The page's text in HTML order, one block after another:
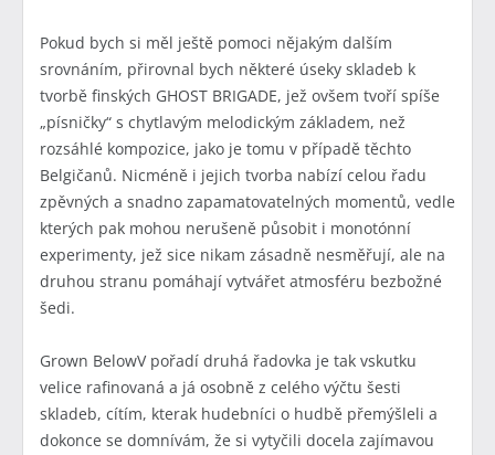
Pokud bych si měl ještě pomoci nějakým dalším
srovnáním, přirovnal bych některé úseky skladeb k
tvorbě finských GHOST BRIGADE, jež ovšem tvoří spíše
„písničky“ s chytlavým melodickým základem, než
rozsáhlé kompozice, jako je tomu v případě těchto
Belgičanů. Nicméně i jejich tvorba nabízí celou řadu
zpěvných a snadno zapamatovatelných momentů, vedle
kterých pak mohou nerušeně působit i monotónní
experimenty, jež sice nikam zásadně nesměřují, ale na
druhou stranu pomáhají vytvářet atmosféru bezbožné
šedi.
Grown BelowV pořadí druhá řadovka je tak vskutku
velice rafinovaná a já osobně z celého výčtu šesti
skladeb, cítím, kterak hudebníci o hudbě přemýšleli a
dokonce se domnívám, že si vytyčili docela zajímavou